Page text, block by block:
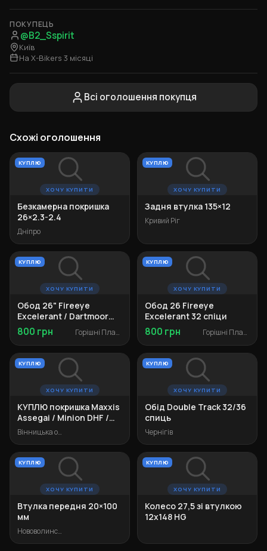
ПОКУПЕЦЬ
@B2_Sspirit
Київ
На X-Bikers 3 місяці
Всі оголошення покупця
Схожі оголошення
ХОЧУ КУПИТИ
КУПЛЮ
Безкамерна покришка
26×2.3-2.4
Дніпро
ХОЧУ КУПИТИ
КУПЛЮ
Задня втулка 135×12
Кривий Ріг
ХОЧУ КУПИТИ
КУПЛЮ
Обод 26" Fireeye
Excelerant / Dartmoor
Fortress / Shield / Rider
під 32 спіці
800 грн Горішні Плавні
ХОЧУ КУПИТИ
КУПЛЮ
Обод 26 Fireeye
Excelerant 32 спіци
800 грн Горішні Плавні
ХОЧУ КУПИТИ
КУПЛЮ
КУПЛЮ покришка Maxxis
Assegai / Minion DHF /
Minion DHR II 26"
Вінницька область
ХОЧУ КУПИТИ
КУПЛЮ
Обід Double Track 32/36
спиць
Чернігів
ХОЧУ КУПИТИ
КУПЛЮ
Втулка передня 20×100
мм
Нововолинськ
ХОЧУ КУПИТИ
КУПЛЮ
Колесо 27,5 зі втулкою
12х148 HG